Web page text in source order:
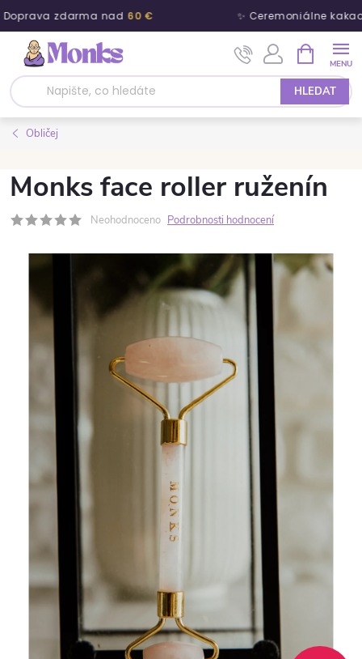
zdarma nad60 € ✨ Ceremoniálne
Přejít na obsah
HLEDAT
Obličej
Monks face roller ruženín
Neohodnoceno Podrobnosti hodnocení